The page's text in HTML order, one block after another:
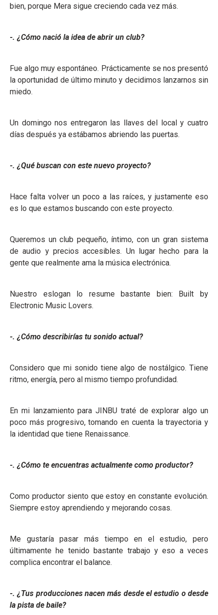
bien, porque Mera sigue creciendo cada vez más.
-. ¿Cómo nació la idea de abrir un club?
Fue algo muy espontáneo. Prácticamente se nos presentó
la oportunidad de último minuto y decidimos lanzarnos sin
miedo.
Un domingo nos entregaron las llaves del local y cuatro
días después ya estábamos abriendo las puertas.
-. ¿Qué buscan con este nuevo proyecto?
Hace falta volver un poco a las raíces, y justamente eso
es lo que estamos buscando con este proyecto.
Queremos un club pequeño, íntimo, con un gran sistema
de audio y precios accesibles. Un lugar hecho para la
gente que realmente ama la música electrónica.
Nuestro eslogan lo resume bastante bien: Built by
Electronic Music Lovers.
-. ¿Cómo describirías tu sonido actual?
Considero que mi sonido tiene algo de nostálgico. Tiene
ritmo, energía, pero al mismo tiempo profundidad.
En mi lanzamiento para JINBU traté de explorar algo un
poco más progresivo, tomando en cuenta la trayectoria y
la identidad que tiene Renaissance.
-. ¿Cómo te encuentras actualmente como productor?
Como productor siento que estoy en constante evolución.
Siempre estoy aprendiendo y mejorando cosas.
Me gustaría pasar más tiempo en el estudio, pero
últimamente he tenido bastante trabajo y eso a veces
complica encontrar el balance.
-. ¿Tus producciones nacen más desde el estudio o desde
la pista de baile?